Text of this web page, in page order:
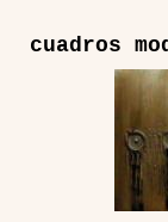
cuadros